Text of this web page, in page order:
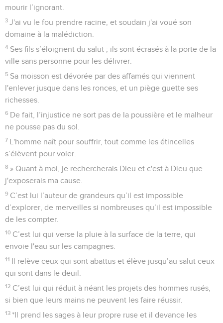
mourir l’ignorant.
3 J'ai vu le fou prendre racine, et soudain j'ai voué son
domaine à la malédiction.
4 Ses fils s’éloignent du salut ; ils sont écrasés à la porte de la
ville sans personne pour les délivrer.
5 Sa moisson est dévorée par des affamés qui viennent
l'enlever jusque dans les ronces, et un piège guette ses
richesses.
6 De fait, l’injustice ne sort pas de la poussière et le malheur
ne pousse pas du sol.
7 L'homme naît pour souffrir, tout comme les étincelles
s’élèvent pour voler.
8 » Quant à moi, je rechercherais Dieu et c'est à Dieu que
j'exposerais ma cause.
9 C’est lui l’auteur de grandeurs qu’il est impossible
d’explorer, de merveilles si nombreuses qu’il est impossible
de les compter.
10 C’est lui qui verse la pluie à la surface de la terre, qui
envoie l'eau sur les campagnes.
11 Il relève ceux qui sont abattus et élève jusqu’au salut ceux
qui sont dans le deuil.
12 C’est lui qui réduit à néant les projets des hommes rusés,
si bien que leurs mains ne peuvent les faire réussir.
13 *Il prend les sages à leur propre ruse et il devance les